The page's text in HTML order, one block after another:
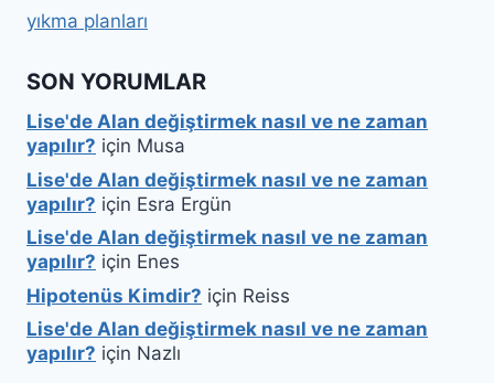
yıkma planları
SON YORUMLAR
Lise'de Alan değiştirmek nasıl ve ne zaman
yapılır? için Musa
Lise'de Alan değiştirmek nasıl ve ne zaman
yapılır? için Esra Ergün
Lise'de Alan değiştirmek nasıl ve ne zaman
yapılır? için Enes
Hipotenüs Kimdir? için Reiss
Lise'de Alan değiştirmek nasıl ve ne zaman
yapılır? için Nazlı